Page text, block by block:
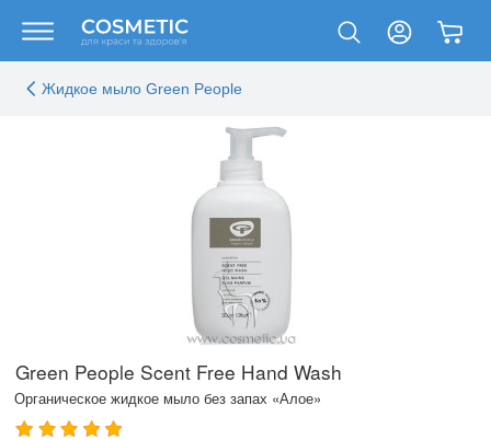
Жидкое мыло Green People
Green People Scent Free Hand Wash
Органическое жидкое мыло без запах «Алое»